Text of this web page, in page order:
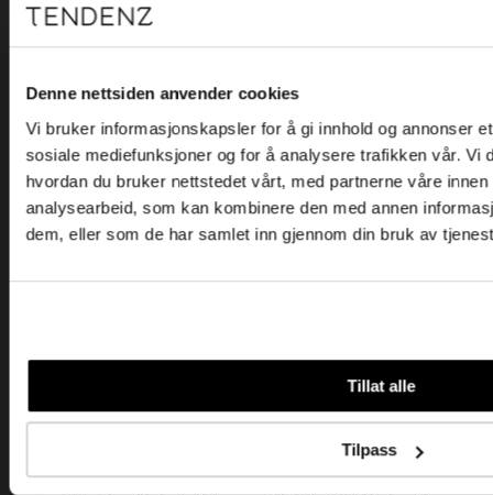
Denne nettsiden anvender cookies
Vi bruker informasjonskapsler for å gi innhold og annonser
sosiale mediefunksjoner og for å analysere trafikken vår. Vi
hvordan du bruker nettstedet vårt, med partnerne våre
analysearbeid, som kan kombinere den med annen
dem, eller som de har samlet inn gjennom din bruk av
Tillat alle
Tilpass
Kjøpsvilkår
Personvern
Holtegata 26, 0355 Oslo
Telefon: +47 22 92 50 00
E-post: kundeservice@tendenz.net
Nyttige lenker
Datablad
Om oss
Handle hos oss